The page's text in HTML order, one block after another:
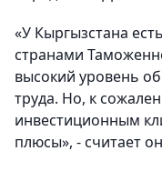
«У Кыргызстана
странами
высокий уровень
труда. Но, к
инвестиционным
плюсы», - считает